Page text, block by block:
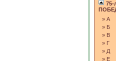
» А
» Б
» В
» Г
» Д
» Е